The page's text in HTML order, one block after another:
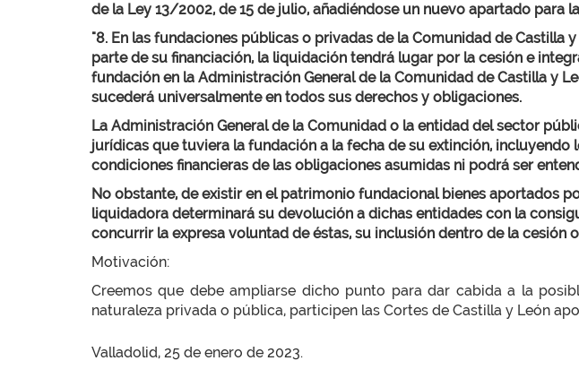
de la Ley 13/2002, de 15 de julio, añadiéndose un nuevo apartado para
"8. En las fundaciones públicas o privadas de la Comunidad de
parte de su financiación, la liquidación tendrá lugar por la cesión e
fundación en la Administración General de la Comunidad de Castilla y
sucederá universalmente en todos sus derechos y obligaciones.
La Administración General de la Comunidad o la entidad del sector
jurídicas que tuviera la fundación a la fecha de su extinción,
condiciones financieras de las obligaciones asumidas ni podrá ser
No obstante, de existir en el patrimonio fundacional bienes aportados
liquidadora determinará su devolución a dichas entidades con la
concurrir la expresa voluntad de éstas, su inclusión dentro de la cesión
Motivación:
Creemos que debe ampliarse dicho punto para dar cabida a la
naturaleza privada o pública, participen las Cortes de Castilla y León
Valladolid, 25 de enero de 2023.